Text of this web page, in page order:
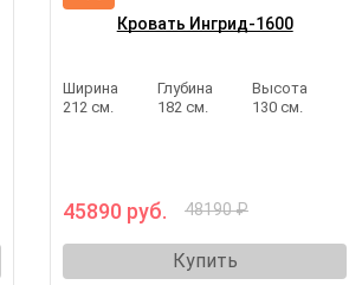
Кровать Ингрид-1600
Ширина
212 см.
Глубина
182 см.
Высота
130 см.
45890 руб. 48190 ₽
Купить